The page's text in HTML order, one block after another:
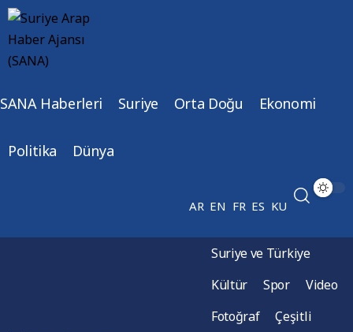
SANA Haberleri Suriye Orta Doğu Ekonomi
Politika Dünya
AR EN FR ES KU
Suriye ve Türkiye
Kültür
Spor
Video
Fotoğraf
Çeşitli